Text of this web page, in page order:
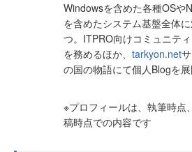
Windowsを含めた各種OSや
を含めたシステム基盤全体
つ。ITPRO向けコミュニテ
を務めるほか、tarkyon.net
の国の物語にて個人Blogを展
※プロフィールは、執筆時点
稿時点での内容です